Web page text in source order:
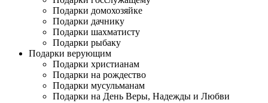
Подарки домохозяйке
Подарки дачнику
Подарки шахматисту
Подарки рыбаку
Подарки верующим
Подарки христианам
Подарки на рождество
Подарки мусульманам
Подарки на День Веры, Надежды и Любви